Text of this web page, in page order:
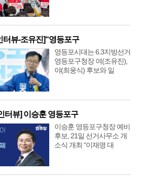
터뷰-조유진]“영등포구
영등포시대는 6.3지방선거
영등포구청장 여(조유진),
야(최웅식) 후보와 일
터뷰] 이승훈 영등포구
이승훈 영등포구청장 예비
후보, 21일 선거사무소 개
소식 개최 “이재명 대